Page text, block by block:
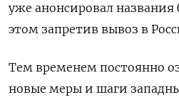
уже анонсировал названия
этом запретив вывоз в
Тем временем постоянно
новые меры и шаги